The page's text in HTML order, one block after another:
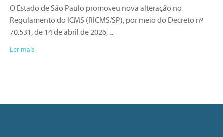
O Estado de São Paulo promoveu nova alteração no
Regulamento do ICMS (RICMS/SP), por meio do Decreto nº
70.531, de 14 de abril de 2026,
Ler mais